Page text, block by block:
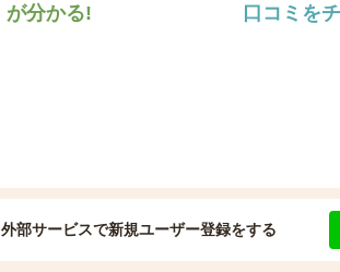
が分かる!
口コミを
外部サービスで新規ユーザー登録をする